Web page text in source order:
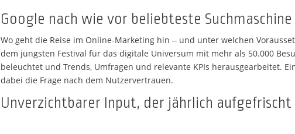
Google nach wie vor beliebteste Suchmaschine
Wo geht die Reise im Online-Marketing hin – und unter welchen
dem jüngsten Festival für das digitale Universum mit mehr als 50.000
beleuchtet und Trends, Umfragen und relevante KPIs herausgearbeitet.
dabei die Frage nach dem Nutzervertrauen.
Unverzichtbarer Input, der jährlich